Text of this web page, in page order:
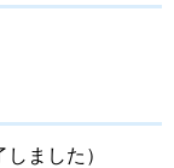
しました）